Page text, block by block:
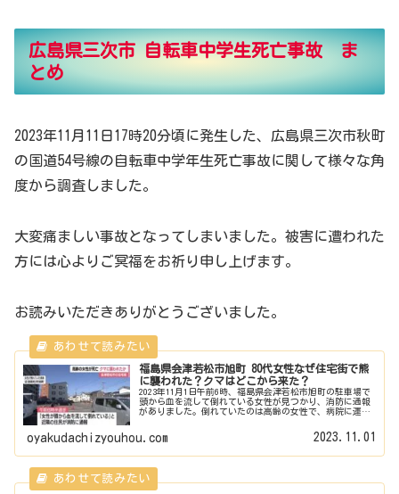
広島県三次市 自転車中学生死亡事故 ま
とめ
2023年11月11日17時20分頃に発生した、広島県三次市秋町
の国道54号線の自転車中学年生死亡事故に関して様々な角
度から調査しました。
大変痛ましい事故となってしまいました。被害に遭われた
方には心よりご冥福をお祈り申し上げます。
お読みいただきありがとうございました。
福島県会津若松市旭町 80代女性なぜ住宅街で熊
に襲われた？クマはどこから来た？
2023年11月1日午前6時、福島県会津若松市旭町の駐車場で
頭から血を流して倒れている女性が見つかり、消防に通報
がありました。倒れていたのは高齢の女性で、病院に運ば
oyakudachizyouhou.com 2023.11.01